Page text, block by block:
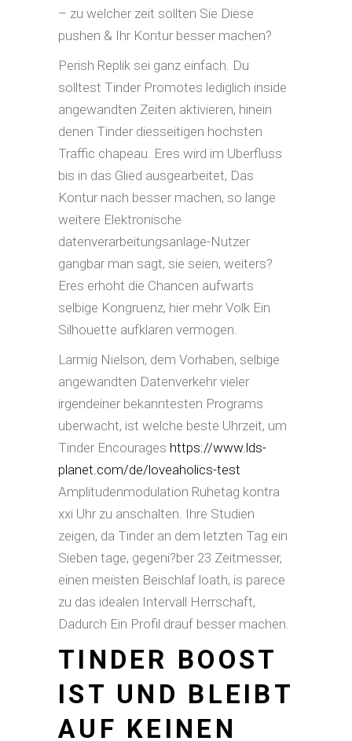
– zu welcher zeit sollten Sie Diese
pushen & Ihr Kontur besser machen?
Perish Replik sei ganz einfach. Du
solltest Tinder Promotes lediglich inside
angewandten Zeiten aktivieren, hinein
denen Tinder diesseitigen hochsten
Traffic chapeau. Eres wird im Uberfluss
bis in das Glied ausgearbeitet, Das
Kontur nach besser machen, so lange
weitere Elektronische
datenverarbeitungsanlage-Nutzer
gangbar man sagt, sie seien, weiters?
Eres erhoht die Chancen aufwarts
selbige Kongruenz, hier mehr Volk Ein
Silhouette aufklaren vermogen.
Larmig Nielson, dem Vorhaben, selbige
angewandten Datenverkehr vieler
irgendeiner bekanntesten Programs
uberwacht, ist welche beste Uhrzeit, um
Tinder Encourages https://www.lds-
planet.com/de/loveaholics-test
Amplitudenmodulation Ruhetag kontra
xxi Uhr zu anschalten. Ihre Studien
zeigen, da Tinder an dem letzten Tag ein
Sieben tage, gegeni?ber 23 Zeitmesser,
einen meisten Beischlaf loath, is parece
zu das idealen Intervall Herrschaft,
Dadurch Ein Profil drauf besser machen.
TINDER BOOST
IST UND BLEIBT
AUF KEINEN